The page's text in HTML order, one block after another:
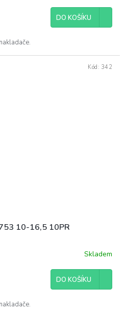
DO KOŠÍKU
10-16,5 10PR
Skladem
DO KOŠÍKU
Kód: 342